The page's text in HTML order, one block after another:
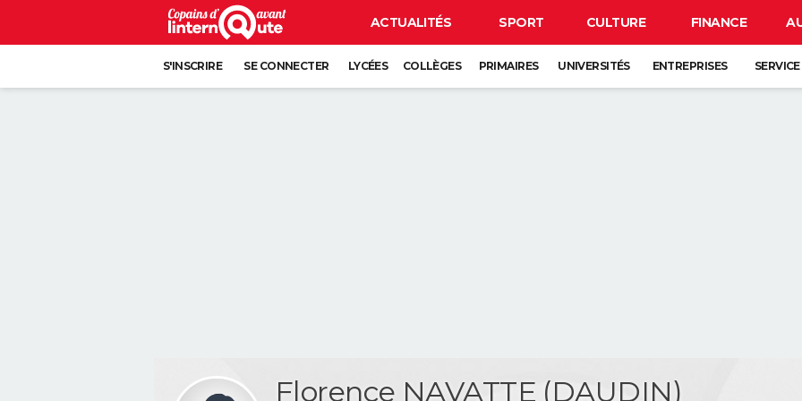
ACTUALITÉS SPORT CULTURE FINANCE
S'INSCRIRE SE CONNECTER LYCÉES COLLÈGES PRIMAIRES UNIVERSITÉS ENTREPRISES
Florence NAVATTE (DAUDIN)